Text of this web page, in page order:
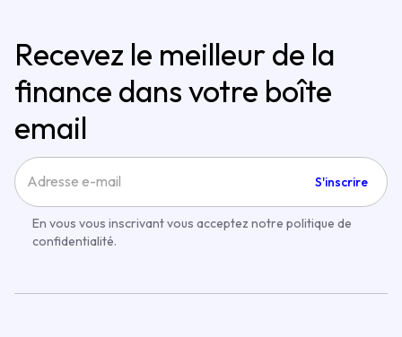
Recevez le meilleur de la
finance dans votre boîte
email
S'inscrire
En vous vous inscrivant vous acceptez notre politique de
confidentialité.